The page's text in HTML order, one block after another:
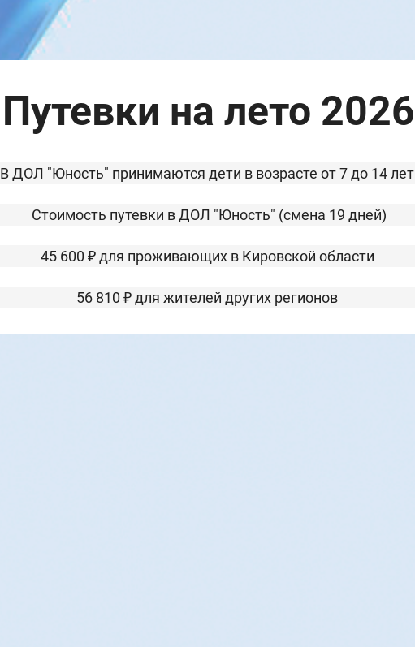
Путевки на лето 2026
В ДОЛ "Юность" принимаются дети в возрасте от 7 до 14 лет
Стоимость путевки в ДОЛ "Юность" (смена 19 дней)
45 600 ₽ для проживающих в Кировской области
56 810 ₽ для жителей других регионов